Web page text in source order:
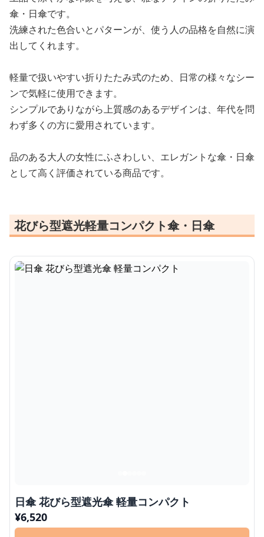
傘・日傘です。
洗練された色合いとパターンが、使う人の品格を自然に演
出してくれます。
軽量で扱いやすい折りたたみ式のため、日常の様々なシー
ンで気軽に使用できます。
シンプルでありながら上質感のあるデザインは、年代を問
わず多くの方に愛用されています。
品のある大人の女性にふさわしい、エレガントな傘・日傘
として高く評価されている商品です。
花びら型遮光軽量コンパクト傘・日傘
日傘 花びら型遮光傘 軽量コンパクト
¥6,520